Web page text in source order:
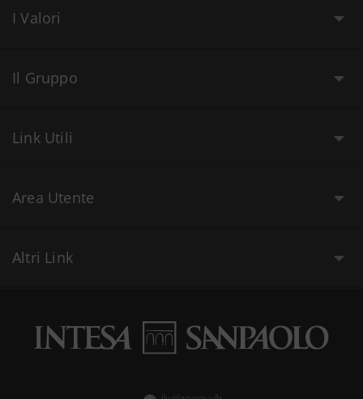
I Valori
Il Gruppo
Link Utili
Area Utente
Altri Link